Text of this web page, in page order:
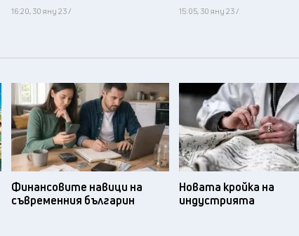
16:20, 30 яну 23 / 15:05, 30 яну 23 /
Финансовите навици на
съвременния българин
Новата кройка на
индустрията